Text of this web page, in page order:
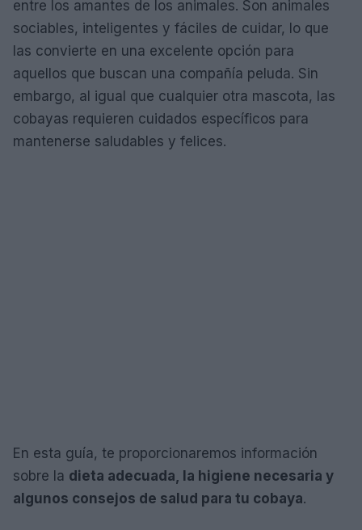
entre los amantes de los animales. Son animales
sociables, inteligentes y fáciles de cuidar, lo que
las convierte en una excelente opción para
aquellos que buscan una compañía peluda. Sin
embargo, al igual que cualquier otra mascota, las
cobayas requieren cuidados específicos para
mantenerse saludables y felices.
En esta guía, te proporcionaremos información
sobre la dieta adecuada, la higiene necesaria y
algunos consejos de salud para tu cobaya.